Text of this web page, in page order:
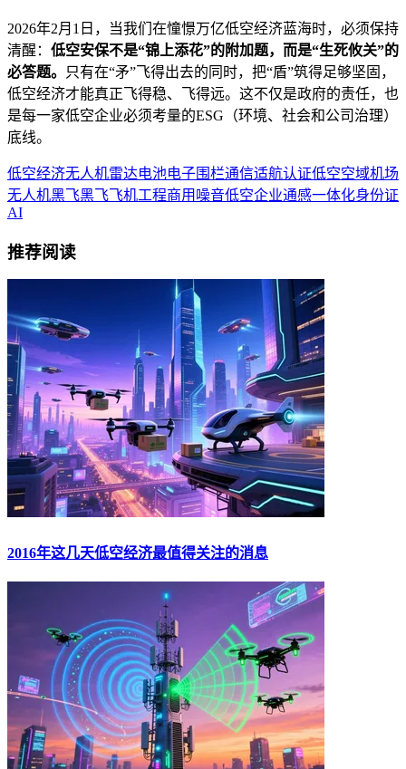
2026年2月1日，当我们在憧憬万亿低空经济蓝海时，必须保持
清醒： 低空安保不是“锦上添花”的附加题，而是“生死攸关”的
必答题。
只有在“矛”飞得出去的同时，把“盾”筑得足够坚固，
低空经济才能真正飞得稳、飞得远。这不仅是政府的责任，也
是每一家低空企业必须考量的ESG（环境、社会和公司治理）
底线。
低空经济无人机雷达电池电子围栏通信适航认证低空空域机场
无人机黑飞黑飞飞机工程商用 噪音低空企业通感一体化身份证
AI
推荐阅读
2016年这几天低空经济最值得关注的消息